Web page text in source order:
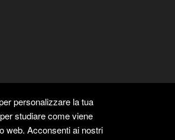
personalizzare la tua
studiare come viene
web. Acconsenti ai nostri